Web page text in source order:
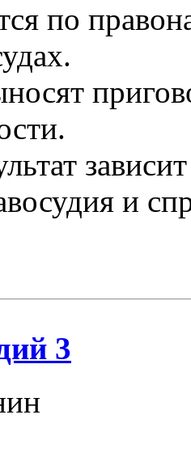
по
и
3